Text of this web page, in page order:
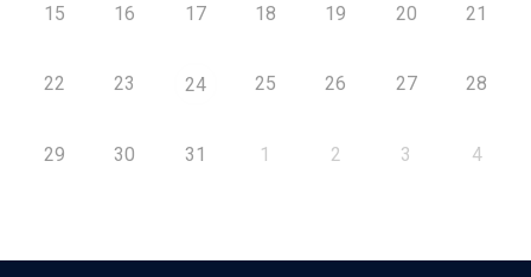
15 16 17 18 19 20 21
22 23 24 25 26 27 28
29 30 31 1 2 3 4